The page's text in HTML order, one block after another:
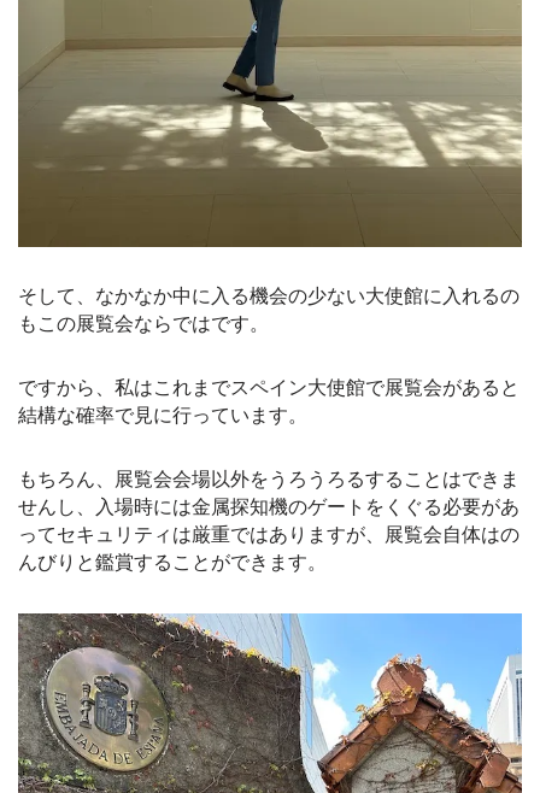
そして、なかなか中に入る機会の少ない大使館に入れるの
もこの展覧会ならではです。
ですから、私はこれまでスペイン大使館で展覧会があると
結構な確率で見に行っています。
もちろん、展覧会会場以外をうろうろるすることはできま
せんし、入場時には金属探知機のゲートをくぐる必要があ
ってセキュリティは厳重ではありますが、展覧会自体はの
んびりと鑑賞することができます。